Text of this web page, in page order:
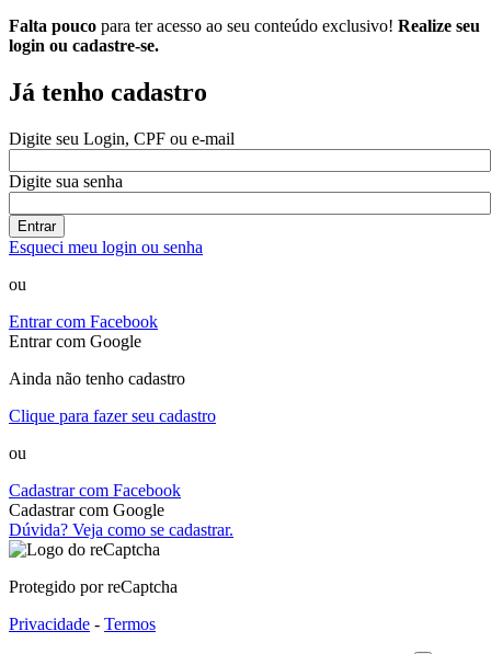
Falta pouco para ter acesso ao seu conteúdo exclusivo! Realize seu
login ou cadastre-se.
Já tenho cadastro
Digite seu Login, CPF ou e-mail
Digite sua senha
Entrar
Esqueci meu login ou senha
ou
Entrar com Facebook
Entrar com Google
Ainda não tenho cadastro
Clique para fazer seu cadastro
ou
Cadastrar com Facebook
Cadastrar com Google
Dúvida? Veja como se cadastrar.
Protegido por reCaptcha
Privacidade - Termos